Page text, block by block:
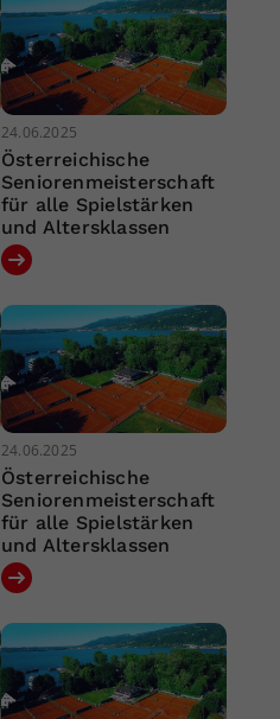
24.06.2025
Österreichische
Seniorenmeisterschaft
für alle Spielstärken
und Altersklassen
24.06.2025
Österreichische
Seniorenmeisterschaft
für alle Spielstärken
und Altersklassen